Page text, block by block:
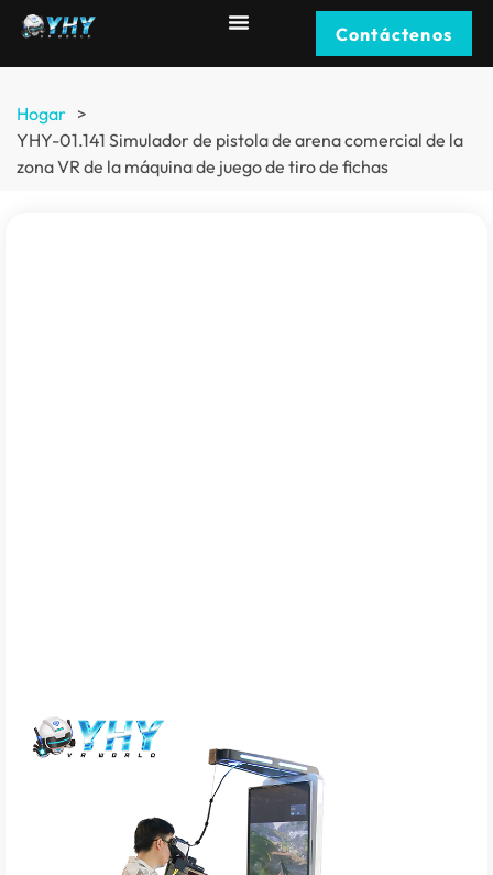
Contáctenos
Hogar >
YHY-01.141 Simulador de pistola de arena comercial de la
zona VR de la máquina de juego de tiro de fichas